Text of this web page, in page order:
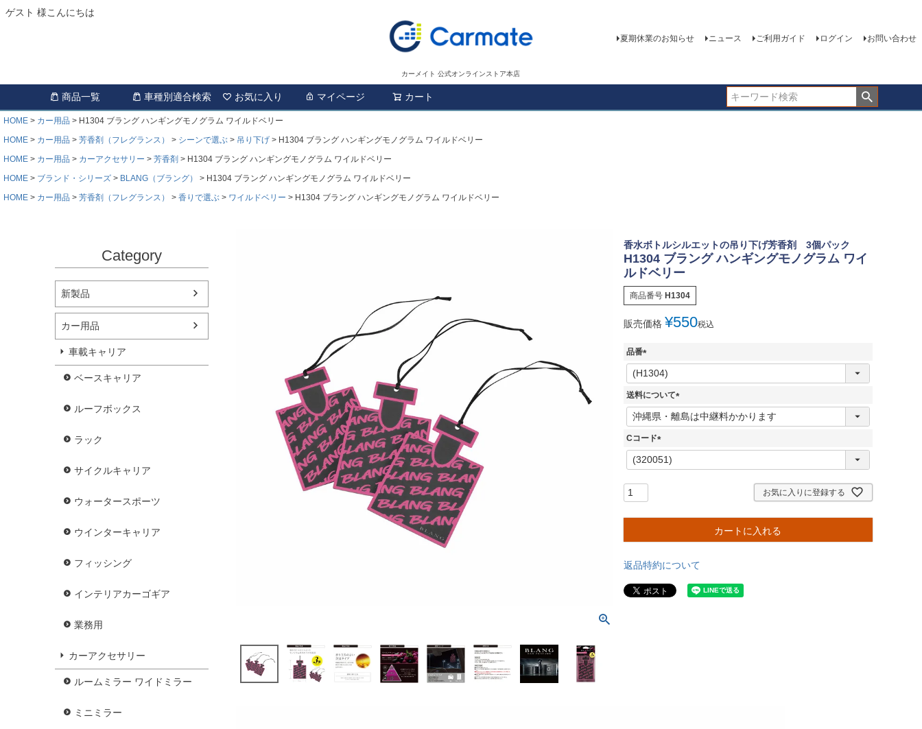
ゲスト 様こんにちは
カーメイト 公式オンラインストア本店
夏期休業のお知らせ ニュース ご利用ガイド ログイン お問い合わせ
商品一覧 車種別適合検索 お気に入り マイページ カート
HOME カー用品
H1304 ブラング ハンギングモノグラム ワイルドベリー
HOME
カー用品 芳香剤（フレグランス） シーンで選ぶ 吊り下げ
H1304 ブラング ハンギングモノグラム ワイルドベリー
HOME
カー用品 カーアクセサリー 芳香剤
H1304 ブラング ハンギングモノグラム ワイルドベリー
HOME
ブランド・シリーズ BLANG（ブラング）
H1304 ブラング ハンギングモノグラム ワイルドベリー
HOME
カー用品 芳香剤（フレグランス） 香りで選ぶ ワイルドベリー H1304 ブラング ハンギングモノグラム ワイルドベリー
Category
新製品
カー用品
車載キャリア
ベースキャリア
ルーフボックス
ラック
サイクルキャリア
ウォータースポーツ
ウインターキャリア
フィッシング
インテリアカーゴギア
業務用
カーアクセサリー
ルームミラー ワイドミラー
ミニミラー
香水ボトルシルエットの吊り下げ芳香剤 3個パック
H1304 ブラング ハンギングモノグラム ワイ
ルドベリー
商品番号 H1304
販売価格 ¥550税込
品番
(
必
須
送料について
(
必
Cコード
(
必
お気に入りに登録する
カートに入れる
返品特約について